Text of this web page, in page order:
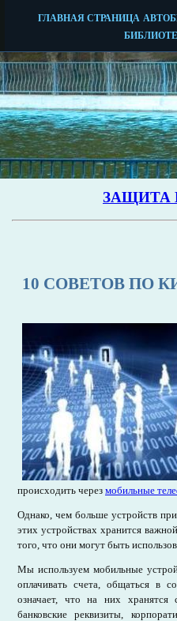
10 СОВЕТОВ ПО
происходить через мобильные
Однако, чем больше устройств
этих устройствах хранится
того, что они могут быть
Мы используем мобильные
оплачивать счета, общаться в
означает, что на них хранятся
банковские реквизиты,